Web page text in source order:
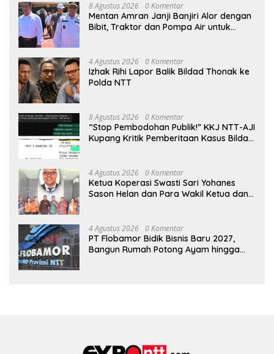
8 Agustus 2026 0 Komentar
Mentan Amran Janji Banjiri Alor dengan
Bibit, Traktor dan Pompa Air untuk
4 Agustus 2026 0 Komentar
Izhak Rihi Lapor Balik Bildad Thonak ke
Polda NTT
8 Agustus 2026 0 Komentar
“Stop Pembodohan Publik!” KKJ NTT-AJI
Kupang Kritik Pemberitaan Kasus Bildad
4 Agustus 2026 0 Komentar
Ketua Koperasi Swasti Sari Yohanes
Sason Helan dan Para Wakil Ketua dan
Menyambut Sukacita
4 Agustus 2026 0 Komentar
PT Flobamor Bidik Bisnis Baru 2027,
Bangun Rumah Potong Ayam hingga